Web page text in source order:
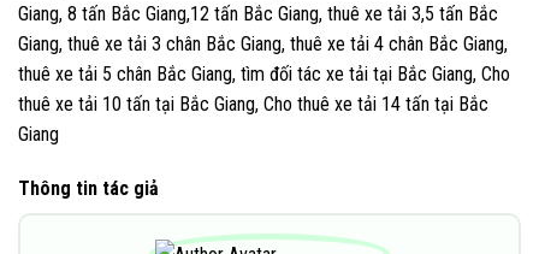
Giang, 8 tấn Bắc Giang,12 tấn Bắc Giang, thuê xe tải 3,5 tấn Bắc
Giang, thuê xe tải 3 chân Bắc Giang, thuê xe tải 4 chân Bắc Giang,
thuê xe tải 5 chân Bắc Giang, tìm đối tác xe tải tại Bắc Giang, Cho
thuê xe tải 10 tấn tại Bắc Giang, Cho thuê xe tải 14 tấn tại Bắc
Giang
Thông tin tác giả